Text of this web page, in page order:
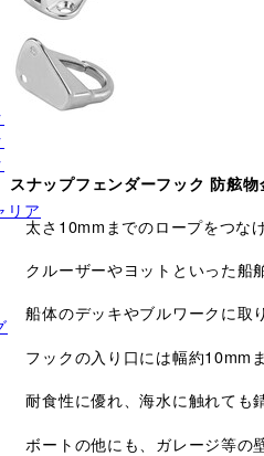
リア
スナップフェンダーフック 防舷
太さ10mmまでのロープをつな
クルーザーやヨットといった船
船体のデッキやブルワークに取
フックの入り口には幅約10mm
耐食性に優れ、海水に触れても
ボートの他にも、ガレージ等の